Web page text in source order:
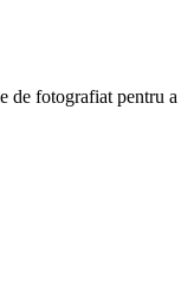
de fotografiat pentru a